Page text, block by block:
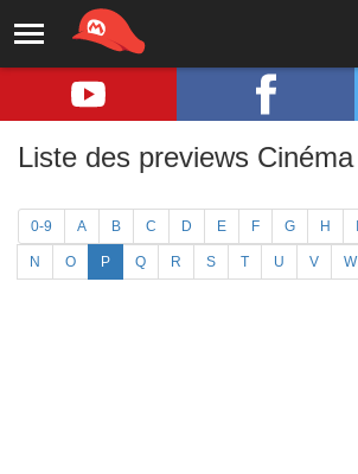
Liste des previews Cinéma
0-9 A B C D E F G H
N O P Q R S T U V W